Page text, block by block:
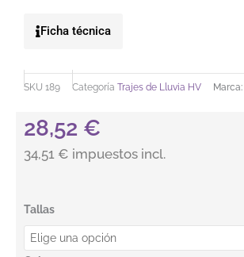
Ficha técnica
SKU 189 Categoría Trajes de Lluvia HV Marca:
28,52 €
34,51 € impuestos incl.
Tallas
Traje de lluvia dos piezas VELILLA cantidad